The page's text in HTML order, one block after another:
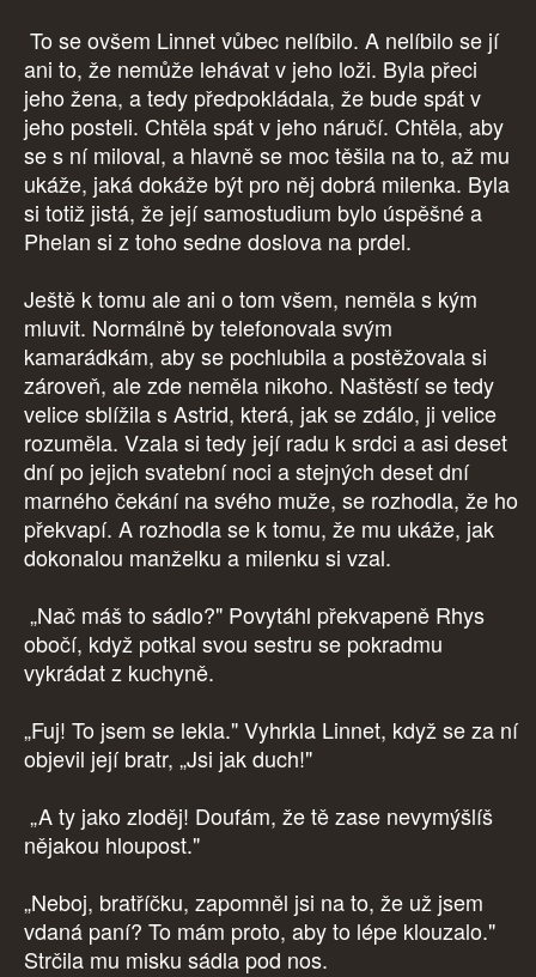
To se ovšem Linnet vůbec nelíbilo. A nelíbilo se jí
ani to, že nemůže lehávat v jeho loži. Byla přeci
jeho žena, a tedy předpokládala, že bude spát v
jeho posteli. Chtěla spát v jeho náručí. Chtěla, aby
se s ní miloval, a hlavně se moc těšila na to, až mu
ukáže, jaká dokáže být pro něj dobrá milenka. Byla
si totiž jistá, že její samostudium bylo úspěšné a
Phelan si z toho sedne doslova na prdel.
Ještě k tomu ale ani o tom všem, neměla s kým
mluvit. Normálně by telefonovala svým
kamarádkám, aby se pochlubila a postěžovala si
zároveň, ale zde neměla nikoho. Naštěstí se tedy
velice sblížila s Astrid, která, jak se zdálo, ji velice
rozuměla. Vzala si tedy její radu k srdci a asi deset
dní po jejich svatební noci a stejných deset dní
marného čekání na svého muže, se rozhodla, že ho
překvapí. A rozhodla se k tomu, že mu ukáže, jak
dokonalou manželku a milenku si vzal.
„Nač máš to sádlo?" Povytáhl překvapeně Rhys
obočí, když potkal svou sestru se pokradmu
vykrádat z kuchyně.
„Fuj! To jsem se lekla." Vyhrkla Linnet, když se za ní
objevil její bratr, „Jsi jak duch!"
„A ty jako zloděj! Doufám, že tě zase nevymýšlíš
nějakou hloupost."
„Neboj, bratříčku, zapomněl jsi na to, že už jsem
vdaná paní? To mám proto, aby to lépe klouzalo."
Strčila mu misku sádla pod nos.